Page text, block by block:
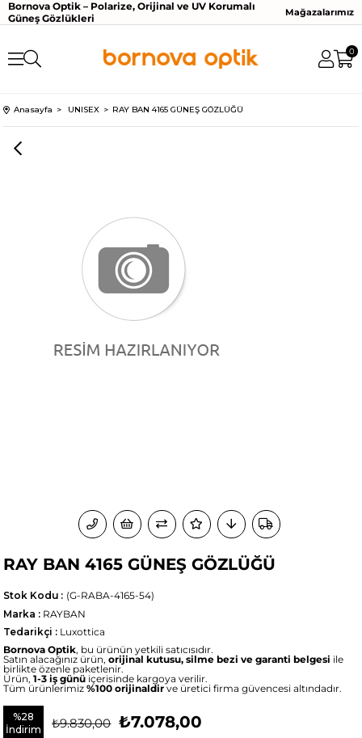
Bornova Optik – Polarize, Orijinal ve UV Korumalı
Güneş Gözlükleri
Mağazalarımız
0
Anasayfa UNISEX RAY BAN 4165 GÜNEŞ GÖZLÜĞÜ
RAY BAN 4165 GÜNEŞ GÖZLÜĞÜ
(G-RABA-4165-54)
Stok Kodu
Marka : RAYBAN
Tedarikçi : Luxottica
Bornova Optik, bu ürünün yetkili satıcısıdır.
Satın alacağınız ürün,orijinal kutusu, silme bezi ve garanti belgesi ile
birlikte özenle paketlenir.
Ürün,1-3 iş günü içerisinde kargoya verilir.
Tüm ürünlerimiz%100 orijinaldirve üretici firma güvencesi altındadır.
%28
İndirim
₺9.830,00 ₺7.078,00